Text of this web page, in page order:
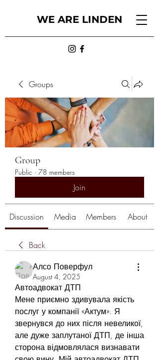
WE ARE LINDEN
Groups
Group
Public · 78 members
Join
Discussion Media Members About
Back
Алсо Поверфул
August 4, 2025
Автоадвокат ДТП
Мене приємно здивувала якість
послуг у компанії «Актум». Я
звернувся до них після невеликої,
але дуже заплутаної ДТП, де інша
сторона відмовлялася визнавати